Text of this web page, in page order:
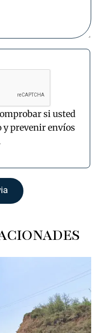
si usted
prevenir envíos